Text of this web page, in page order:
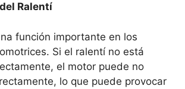
Ralentí
función importante en los
Si el ralentí no está
el motor puede no
lo que puede provocar